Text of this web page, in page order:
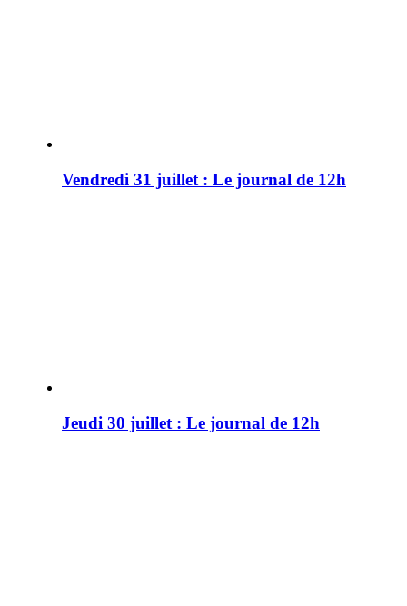
Vendredi 31 juillet : Le journal de 12h
Jeudi 30 juillet : Le journal de 12h